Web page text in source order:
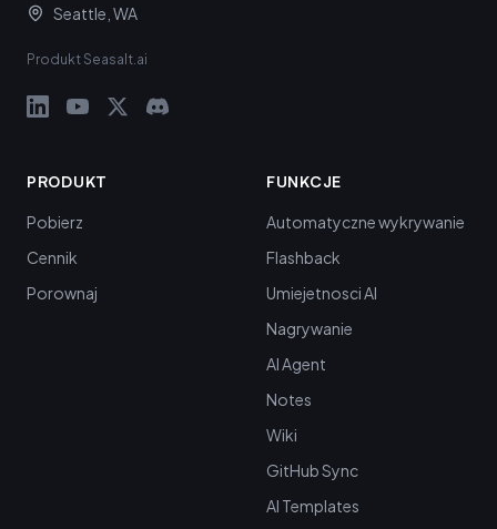
Seattle, WA
Produkt Seasalt.ai
PRODUKT
Pobierz
Cennik
Porownaj
FUNKCJE
Automatyczne wykrywanie
Flashback
Umiejetnosci AI
Nagrywanie
AI Agent
Notes
Wiki
GitHub Sync
AI Templates